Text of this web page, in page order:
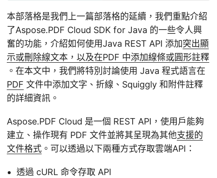
本部落格是我們上一篇部落格的延續，我們重點介紹
了Aspose.PDF Cloud SDK for Java 的一些令人興
奮的功能，介紹如何使用Java REST API 添加突出顯
示或刪除線文本，以及在PDF 中添加線條或圓形註釋
。在本文中，我們將特別討論使用 Java 程式語言在
PDF 文件中添加文字、折線、Squiggly 和附件註釋
的詳細資訊。
Aspose.PDF Cloud 是一個 REST API，使用戶能夠
建立、操作現有 PDF 文件並將其呈現為其他支援的
文件格式 。可以透過以下兩種方式存取雲端API：
透過 cURL 命令存取 API